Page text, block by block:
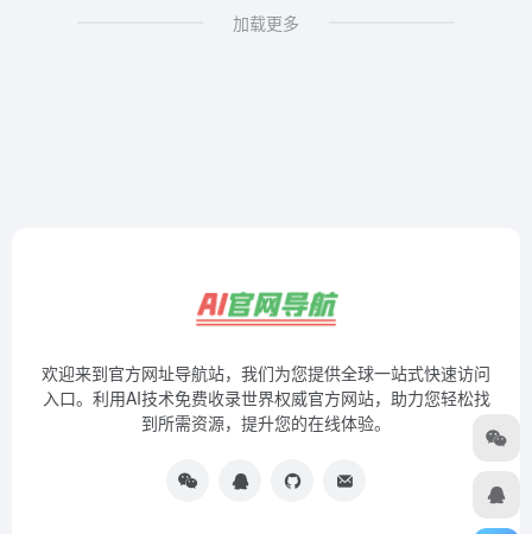
加载更多
欢迎来到官方网址导航站，我们为您提供全球一站式快速访问
入口。利用AI技术免费收录世界权威官方网站，助力您轻松找
到所需资源，提升您的在线体验。